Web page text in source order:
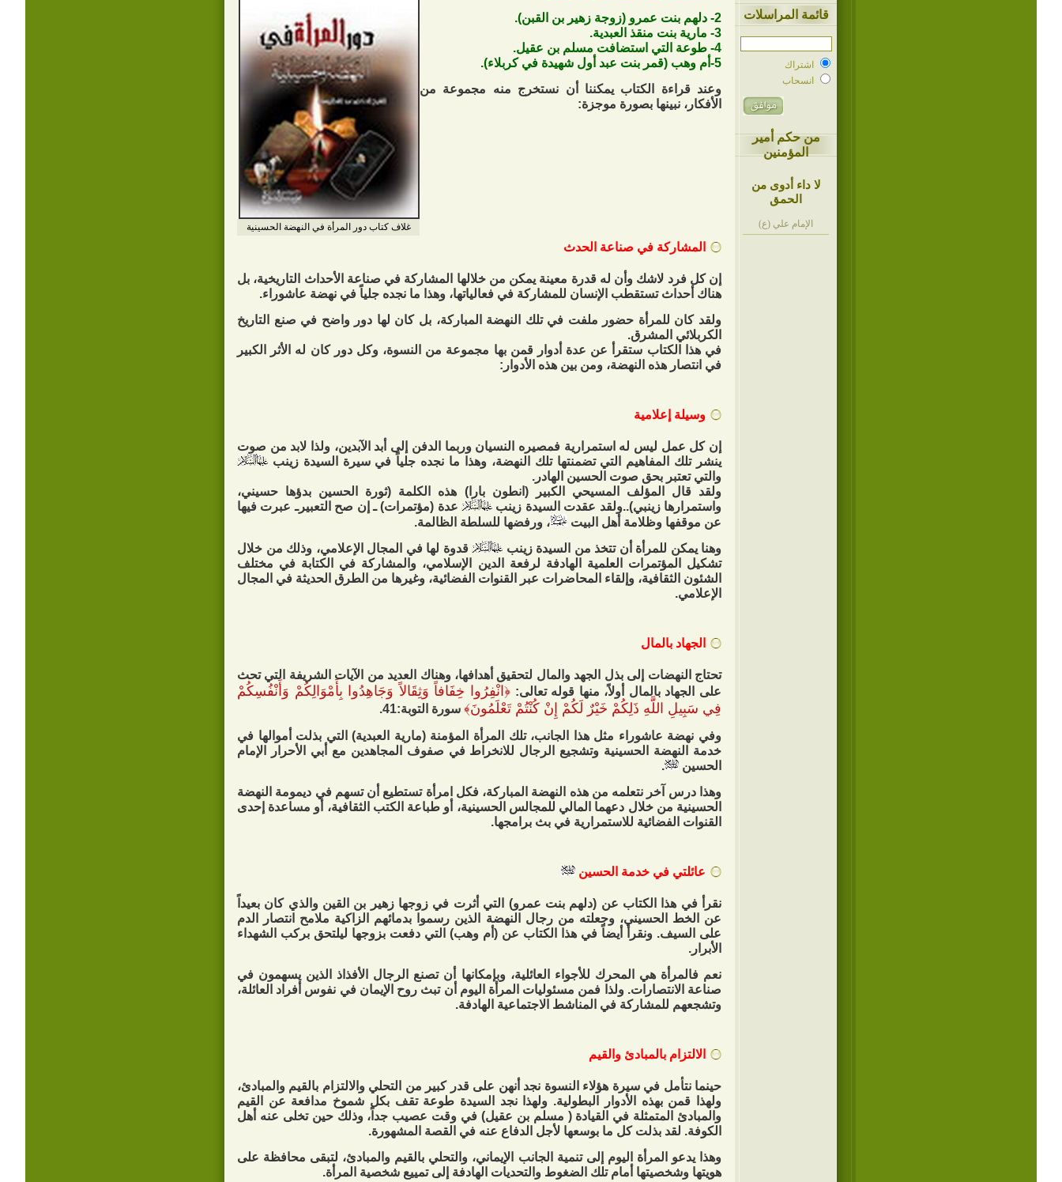
قائمة المراسلات
اشتراك
انسحاب
من حكم أمير
المؤمنين
لا داء أدوى من
الحمق
الإمام علي (ع) غلاف كتاب دور المرأة في النهضة الحسينية
2- دلهم بنت عمرو (زوجة زهير بن القبن).
3- مارية بنت منقذ العبدية.
4- طوعة التي استضافت مسلم بن عقيل.
5-أم وهب (قمر بنت عبد أول شهيدة في كربلاء).
وعند قراءة الكتاب يمكننا أن نستخرج منه مجموعة من
الأفكار، نبينها بصورة موجزة:
المشاركة في صناعة الحدث
إن كل فرد لاشك وأن له قدرة معينة يمكن من خلالها المشاركة في صناعة الأحداث التاريخية، بل
هناك أحداث تستقطب الإنسان للمشاركة في فعالياتها، وهذا ما نجده جلياً في نهضة عاشوراء.
ولقد كان للمرأة حضور ملفت في تلك النهضة المباركة، بل كان لها دور واضح في صنع التاريخ
الكربلائي المشرق.
في هذا الكتاب ستقرأ عن عدة أدوار قمن بها مجموعة من النسوة، وكل دور كان له الأثر الكبير
في انتصار هذه النهضة، ومن بين هذه الأدوار:
وسيلة إعلامية
إن كل عمل ليس له استمرارية فمصيره النسيان وربما الدفن إلى أبد الآبدين، ولذا لابد من صوت
ينشر تلك المفاهيم التي تضمنتها تلك النهضة، وهذا ما نجده جلياً في سيرة السيدة زينب
والتي تعتبر بحق صوت الحسين الهادر.
ولقد قال المؤلف المسيحي الكبير (انطون بارا) هذه الكلمة (ثورة الحسين بدؤها حسيني،
واستمرارها زينبي)..ولقد عقدت السيدة زينب
عدة (مؤتمرات) ـ إن صح التعبيرـ عبرت فيها
عن موقفها وظلامة أهل البيت
، ورفضها للسلطة الظالمة.
وهنا يمكن للمرأة أن تتخذ من السيدة زينب
قدوة لها في المجال الإعلامي، وذلك من خلال
تشكيل المؤتمرات العلمية الهادفة لرفعة الدين الإسلامي، والمشاركة في الكتابة في مختلف
الشئون الثقافية، وإلقاء المحاضرات عبر القنوات الفضائية، وغيرها من الطرق الحديثة في المجال
الإعلامي.
الجهاد بالمال
تحتاج النهضات إلى بذل الجهد والمال لتحقيق أهدافها، وهناك العديد من الآيات الشريفة التي تحث
على الجهاد بالمال أولاً، منها قوله تعالى:﴿ انْفِرُوا خِفَافاً وَثِقَالاً وَجَاهِدُوا بِأَمْوَالِكُمْ وَأَنْفُسِكُمْ
فِي سَبِيلِ اللَّهِ ذَلِكُمْ خَيْرٌ لَكُمْ إِنْ كُنْتُمْ تَعْلَمُونَ﴾ سورة التوبة:41.
وفي نهضة عاشوراء مثل هذا الجانب، تلك المرأة المؤمنة (مارية العبدية) التي بذلت أموالها في
خدمة النهضة الحسينية وتشجيع الرجال للانخراط في صفوف المجاهدين مع أبي الأحرار الإمام
الحسين
.
وهذا درس آخر نتعلمه من هذه النهضة المباركة، فكل امرأة تستطيع أن تسهم في ديمومة النهضة
الحسينية من خلال دعهما المالي للمجالس الحسينية، أو طباعة الكتب الثقافية، أو مساعدة إحدى
القنوات الفضائية للاستمرارية في بث برامجها.
عائلتي في خدمة الحسين
نقرأ في هذا الكتاب عن (دلهم بنت عمرو) التي أثرت في زوجها زهير بن القين والذي كان بعيداً
عن الخط الحسيني، وجعلته من رجال النهضة الذين رسموا بدمائهم الزاكية ملامح انتصار الدم
على السيف. ونقرأ أيضاً في هذا الكتاب عن (أم وهب) التي دفعت بزوجها ليلتحق بركب الشهداء
الأبرار.
نعم فالمرأة هي المحرك للأجواء العائلية، وبإمكانها أن تصنع الرجال الأفذاذ الذين يسهمون في
صناعة الانتصارات. ولذا فمن مسئوليات المرأة اليوم أن تبث روح الإيمان في نفوس أفراد العائلة،
وتشجعهم للمشاركة في المناشط الاجتماعية الهادفة.
الالتزام بالمبادئ والقيم
حينما نتأمل في سيرة هؤلاء النسوة نجد أنهن على قدر كبير من التحلي والالتزام بالقيم والمبادئ،
ولهذا قمن بهذه الأدوار البطولية. ولهذا نجد السيدة طوعة تقف بكل شموخ مدافعة عن القيم
والمبادئ المتمثلة في القيادة ( مسلم بن عقيل) في وقت عصيب جداً، وذلك حين تخلى عنه أهل
الكوفة. لقد بذلت كل ما بوسعها لأجل الدفاع عنه في القصة المشهورة.
وهذا يدعو المرأة اليوم إلى تنمية الجانب الإيماني، والتحلي بالقيم والمبادئ، لتبقى محافظة على
هويتها وشخصيتها أمام تلك الضغوط والتحديات الهادفة إلى تمييع شخصية المرأة.